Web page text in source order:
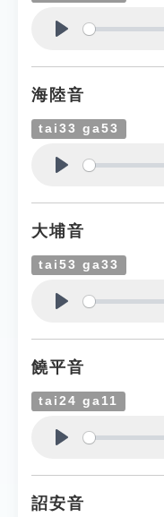
海陸音
tai33 ga53
大埔音
tai53 ga33
饒平音
tai24 ga11
詔安音